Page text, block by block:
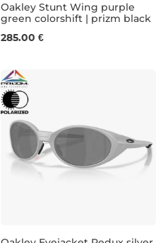
Oakley Stunt Wing purple
green colorshift | prizm black
285.00 €